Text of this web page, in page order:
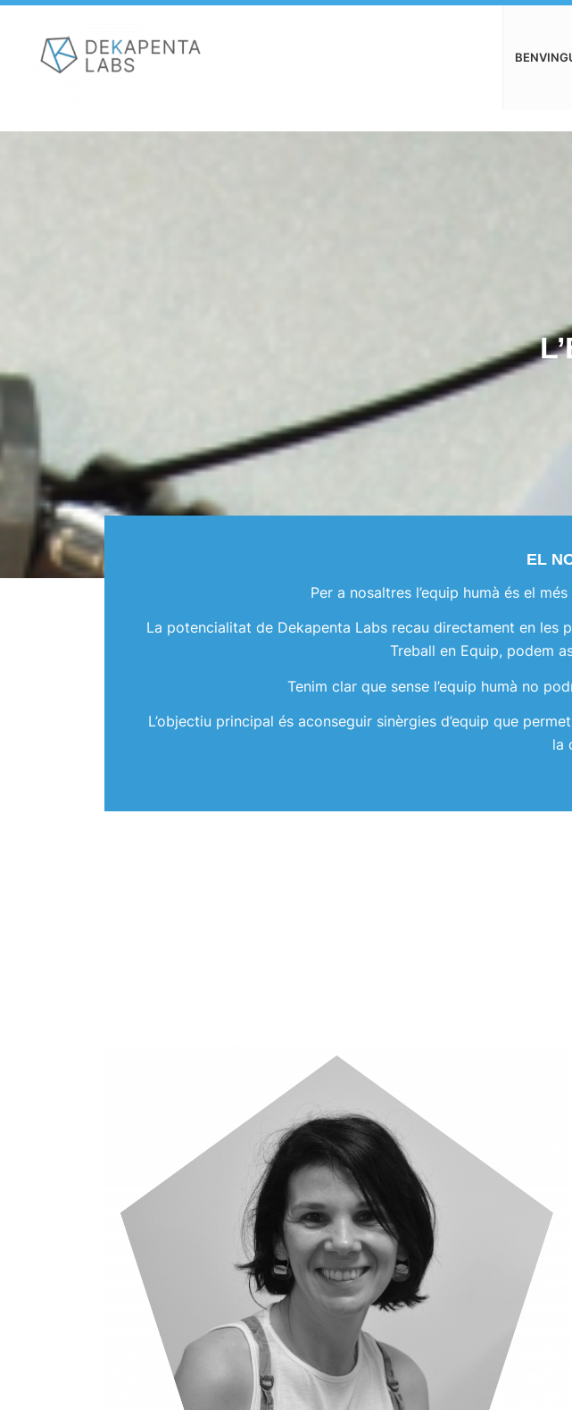
EL
Per a nosaltres l’equip humà és el
La potencialitat de Dekapenta Labs recau directament en
Treball en Equip, podem
Tenim clar que sense l’equip humà no
L’objectiu principal és aconseguir sinèrgies d’equip que
la